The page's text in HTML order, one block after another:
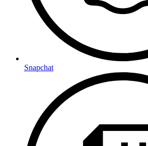
Snapchat